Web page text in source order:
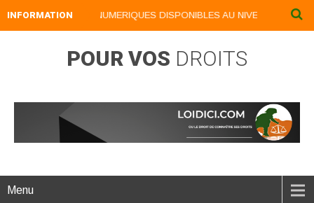
INFORMATION
NOS LIVRES NUMERIQUES DISPONIBLES AU NIVEAU DU
POUR VOS DROITS
Menu